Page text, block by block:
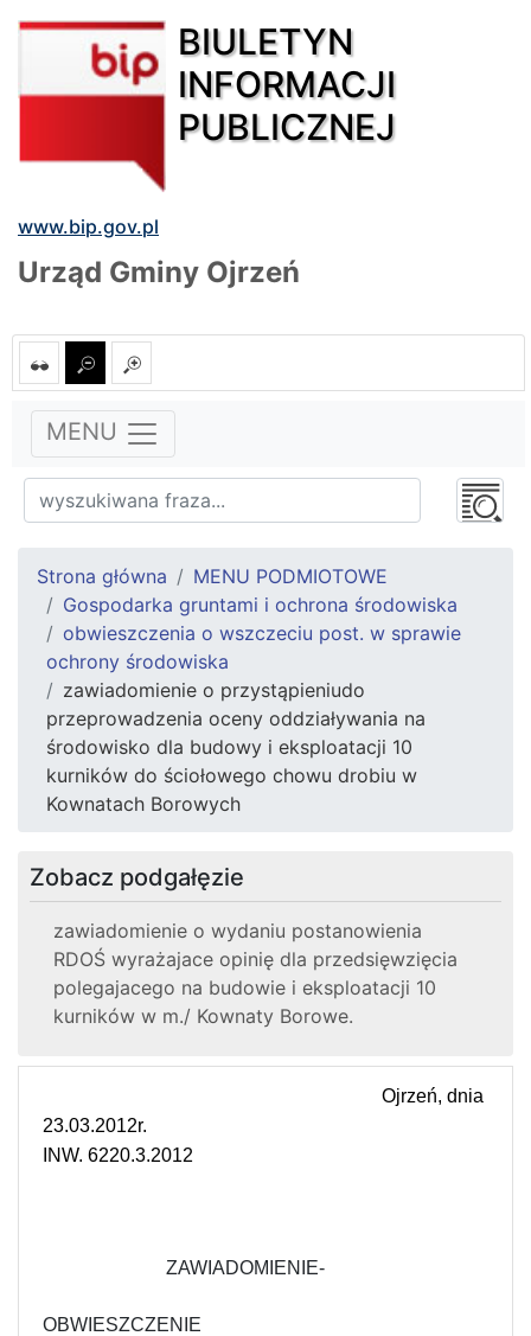
BIULETYN
INFORMACJI
PUBLICZNEJ
www.bip.gov.pl
Urząd Gminy Ojrzeń
MENU
Strona główna
MENU PODMIOTOWE
Gospodarka gruntami i ochrona środowiska
obwieszczenia o wszczeciu post. w sprawie
ochrony środowiska
zawiadomienie o przystąpieniudo
przeprowadzenia oceny oddziaływania na
środowisko dla budowy i eksploatacji 10
kurników do ściołowego chowu drobiu w
Kownatach Borowych
Zobacz podgałęzie
zawiadomienie o wydaniu postanowienia
RDOŚ wyrażajace opinię dla przedsięwzięcia
polegajacego na budowie i eksploatacji 10
kurników w m./ Kownaty Borowe.
Ojrzeń, dnia
23.03.2012r.
INW. 6220.3.2012
ZAWIADOMIENIE-
OBWIESZCZENIE